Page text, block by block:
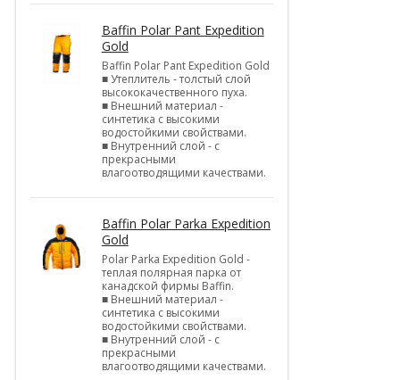
Baffin Polar Pant Expedition
Gold
Baffin Polar Pant Expedition Gold
■ Утеплитель - толстый слой
высококачественного пуха.
■ Внешний материал -
синтетика с высокими
водостойкими свойствами.
■ Внутренний слой - с
прекрасными
влагоотводящими качествами.
Baffin Polar Parka Expedition
Gold
Polar Parka Expedition Gold -
теплая полярная парка от
канадской фирмы Baffin.
■ Внешний материал -
синтетика с высокими
водостойкими свойствами.
■ Внутренний слой - с
прекрасными
влагоотводящими качествами.